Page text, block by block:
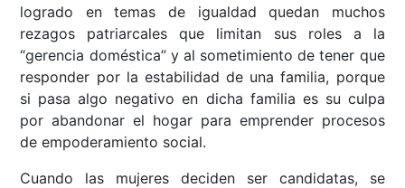
logrado en temas de igualdad quedan muchos
rezagos patriarcales que limitan sus roles a la
“gerencia doméstica” y al sometimiento de tener que
responder por la estabilidad de una familia, porque
si pasa algo negativo en dicha familia es su culpa
por abandonar el hogar para emprender procesos
de empoderamiento social.
Cuando las mujeres deciden ser candidatas, se